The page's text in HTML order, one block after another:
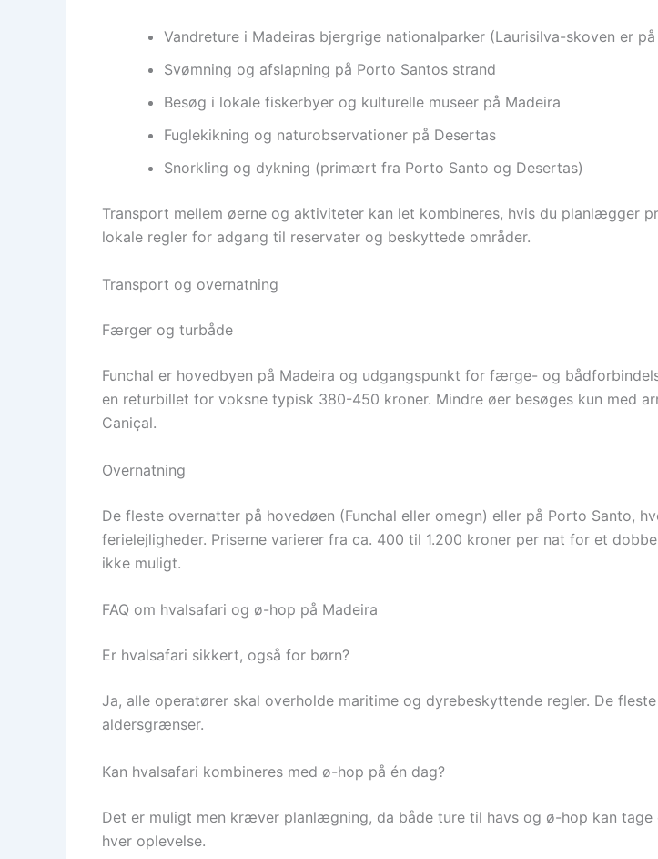
Vandreture i Madeiras bjergrige nationalparker (Laurisilva-skoven er på
Svømning og afslapning på Porto Santos strand
Besøg i lokale fiskerbyer og kulturelle museer på Madeira
Fuglekikning og naturobservationer på Desertas
Snorkling og dykning (primært fra Porto Santo og Desertas)
Transport mellem øerne og aktiviteter kan let kombineres, hvis du planlægger
lokale regler for adgang til reservater og beskyttede områder.
Transport og overnatning
Færger og turbåde
Funchal er hovedbyen på Madeira og udgangspunkt for færge- og
en returbillet for voksne typisk 380-450 kroner. Mindre øer besøges kun med
Caniçal.
Overnatning
De fleste overnatter på hovedøen (Funchal eller omegn) eller på Porto Santo,
ferielejligheder. Priserne varierer fra ca. 400 til 1.200 kroner per nat for et
ikke muligt.
FAQ om hvalsafari og ø-hop på Madeira
Er hvalsafari sikkert, også for børn?
Ja, alle operatører skal overholde maritime og dyrebeskyttende regler. De
aldersgrænser.
Kan hvalsafari kombineres med ø-hop på én dag?
Det er muligt men kræver planlægning, da både ture til havs og ø-hop kan
hver oplevelse.